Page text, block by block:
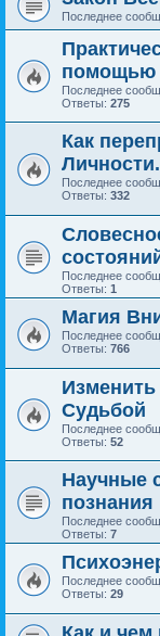
Последнее
помощью
Последнее
Ответы: 275
Как
Последнее
Ответы: 332
Последнее
Ответы: 1
Магия
Последнее
Ответы: 766
Судьбой
Последнее
Ответы: 52
Научные
познания
Последнее
Ответы: 7
Последнее
Ответы: 29